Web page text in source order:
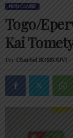
NON CLASSÉ
Togo/
Kai
Par Charbel SOSSOUVI -